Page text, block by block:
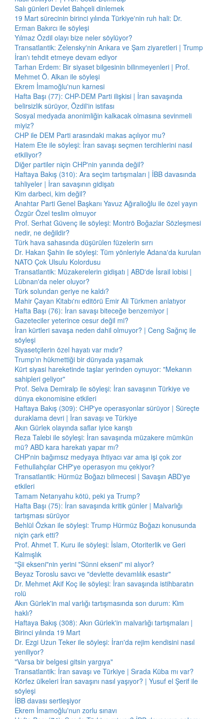
Salı günleri Devlet Bahçeli dinlemek
19 Mart sürecinin birinci yılında Türkiye'nin ruh hali: Dr.
Erman Bakırcı ile söyleşi
Yılmaz Özdil olayı bize neler söylüyor?
Transatlantik: Zelensky'nin Ankara ve Şam ziyaretleri | Trump
İran'ı tehdit etmeye devam ediyor
Tarhan Erdem: Bir siyaset bilgesinin bilinmeyenleri | Prof.
Mehmet Ö. Alkan ile söyleşi
Ekrem İmamoğlu'nun karnesi
Hafta Başı (77): CHP-DEM Parti ilişkisi | İran savaşında
belirsizlik sürüyor, Özdil'in istifası
Sosyal medyada anonimliğin kalkacak olmasına sevinmeli
miyiz?
CHP ile DEM Parti arasındaki makas açılıyor mu?
Hatem Ete ile söyleşi: İran savaşı seçmen tercihlerini nasıl
etkiliyor?
Diğer partiler niçin CHP'nin yanında değil?
Haftaya Bakış (310): Ara seçim tartışmaları | İBB davasında
tahliyeler | İran savaşının gidişatı
Kim darbeci, kim değil?
Anahtar Parti Genel Başkanı Yavuz Ağıralioğlu ile özel yayın
Özgür Özel teslim olmuyor
Prof. Serhat Güvenç ile söyleşi: Montrö Boğazlar Sözleşmesi
nedir, ne değildir?
Türk hava sahasında düşürülen füzelerin sırrı
Dr. Hakan Şahin ile söyleşi: Tüm yönleriyle Adana'da kurulan
NATO Çok Ulsulu Kolordusu
Transatlantik: Müzakerelerin gidişatı | ABD'de İsrail lobisi |
Lübnan'da neler oluyor?
Türk solundan geriye ne kaldı?
Mahir Çayan Kitabı'nı editörü Emir Ali Türkmen anlatıyor
Hafta Başı (76): İran savaşı biteceğe benzemiyor |
Gazeteciler yeterince cesur değil mi?
İran kürtleri savaşa neden dahil olmuyor? | Ceng Sağnıç ile
söyleşi
Siyasetçilerin özel hayatı var mıdır?
Trump'ın hükmettiği bir dünyada yaşamak
Kürt siyasi hareketinde taşlar yerinden oynuyor: "Mekanın
sahipleri geliyor"
Prof. Selva Demiralp ile söyleşi: İran savaşının Türkiye ve
dünya ekonomisine etkileri
Haftaya Bakış (309): CHP'ye operasyonlar sürüyor | Süreçte
duraklama devri | İran savaşı ve Türkiye
Akın Gürlek olayında saflar iyice karıştı
Reza Talebi ile söyleşi: İran savaşında müzakere mümkün
mü? ABD kara harekatı yapar mı?
CHP'nin bağımsız medyaya ihtiyacı var ama işi çok zor
Fethullahçılar CHP'ye operasyon mu çekiyor?
Transatlantik: Hürmüz Boğazı bilmecesi | Savaşın ABD'ye
etkileri
Tamam Netanyahu kötü, peki ya Trump?
Hafta Başı (75): İran savaşında kritik günler | Malvarlığı
tartışması sürüyor
Behlül Özkan ile söyleşi: Trump Hürmüz Boğazı konusunda
niçin çark etti?
Prof. Ahmet T. Kuru ile söyleşi: İslam, Otoriterlik ve Geri
Kalmışlık
"Şii ekseni"nin yerini "Sünni ekseni" mi alıyor?
Beyaz Toroslu savcı ve "devlette devamlılık esastır"
Dr. Mehmet Akif Koç ile söyleşi: İran savaşında istihbaratın
rolü
Akın Gürlek'in mal varlığı tartışmasında son durum: Kim
haklı?
Haftaya Bakış (308): Akın Gürlek'in malvarlığı tartışmaları |
Birinci yılında 19 Mart
Dr. Ezgi Uzun Teker ile söyleşi: İran'da rejim kendisini nasıl
yeniliyor?
"Varsa bir belgesi gitsin yargıya"
Transatlantik: İran savaşı ve Türkiye | Sırada Küba mı var?
Körfez ülkeleri İran savaşını nasıl yaşıyor? | Yusuf el Şerif ile
söyleşi
İBB davası sertleşiyor
Ekrem İmamoğlu'nun zorlu sınavı